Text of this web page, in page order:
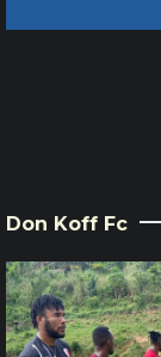
Don Koff Fc